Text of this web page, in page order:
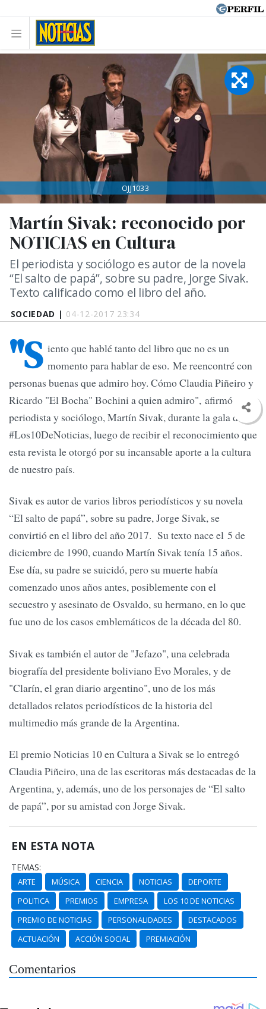
SOCIEDAD | 04-12-2017 23:34
Martín Sivak: reconocido por
NOTICIAS en Cultura
El periodista y sociólogo es autor de la novela
“El salto de papá”, sobre su padre, Jorge Sivak.
Texto calificado como el libro del año.
OJJ1033
"S iento que hablé tanto del libro que no es un
momento para hablar de eso. Me reencontré con
personas buenas que admiro hoy. Cómo Claudia Piñeiro y
Ricardo "El Bocha" Bochini a quien admiro", afirmó el
periodista y sociólogo, Martín Sivak, durante la gala de
#Los10DeNoticias, luego de recibir el reconocimiento que
esta revista le otorgó por su incansable aporte a la cultura
de nuestro país.
Sivak es autor de varios libros periodísticos y su novela
“El salto de papá”, sobre su padre, Jorge Sivak, se
convirtió en el libro del año 2017. Su texto nace el 5 de
diciembre de 1990, cuando Martín Sivak tenía 15 años.
Ese día, su padre se suicidó, pero su muerte había
comenzado unos años antes, posiblemente con el
secuestro y asesinato de Osvaldo, su hermano, en lo que
fue uno de los casos emblemáticos de la década del 80.
Sivak es también el autor de "Jefazo", una celebrada
biografía del presidente boliviano Evo Morales, y de
"Clarín, el gran diario argentino", uno de los más
detallados relatos periodísticos de la historia del
multimedio más grande de la Argentina.
El premio Noticias 10 en Cultura a Sivak se lo entregó
Claudia Piñeiro, una de las escritoras más destacadas de la
Argentina, y, además, uno de los personajes de “El salto
de papá”, por su amistad con Jorge Sivak.
EN ESTA NOTA
TEMAS:
ARTE MÚSICA CIENCIA NOTICIAS
DEPORTE
POLITICA
PREMIOS EMPRESA
LOS 10 DE NOTICIAS
PREMIO DE NOTICIAS
PERSONALIDADES
DESTACADOS
ACTUACIÓN
ACCIÓN SOCIAL PREMIACIÓN
Comentarios